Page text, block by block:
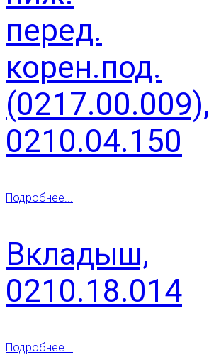
перед.
корен.под.
(0217.00.009),
0210.04.150
Подробнее...
Вкладыш,
0210.18.014
Подробнее...